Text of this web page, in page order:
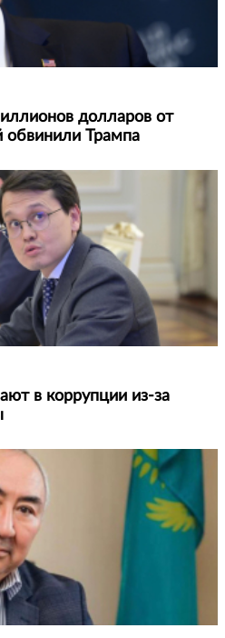
долларов от
обвинили Трампа
в коррупции из-за